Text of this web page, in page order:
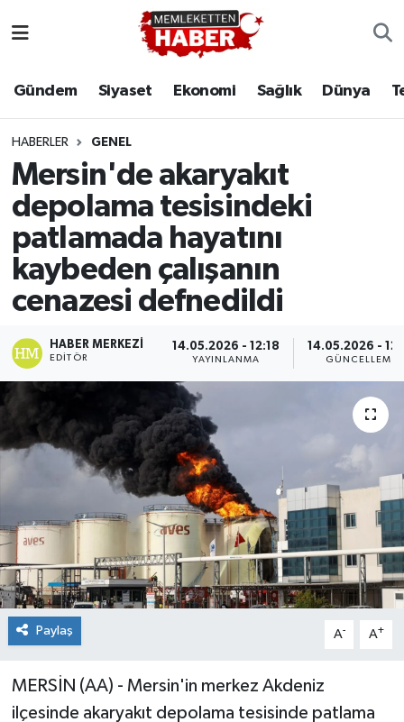
Gündem Siyaset Ekonomi Sağlık Dünya
HABERLER GENEL
Mersin'de akaryakıt
depolama tesisindeki
patlamada hayatını
kaybeden çalışanın
cenazesi defnedildi
HABER MERKEZI
EDITÖR
14.05.2026 - 12:18
YAYINLANMA
14.05.2026 -
GÜNCELLEME
Paylaş A- A+
MERSİN (AA) - Mersin'in merkez Akdeniz
ilçesinde akaryakıt depolama tesisinde patlama